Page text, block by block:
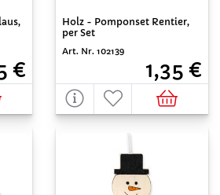
€
Holz - Pomponset Rentier,
per Set
Art. Nr. 102139
1,35 €